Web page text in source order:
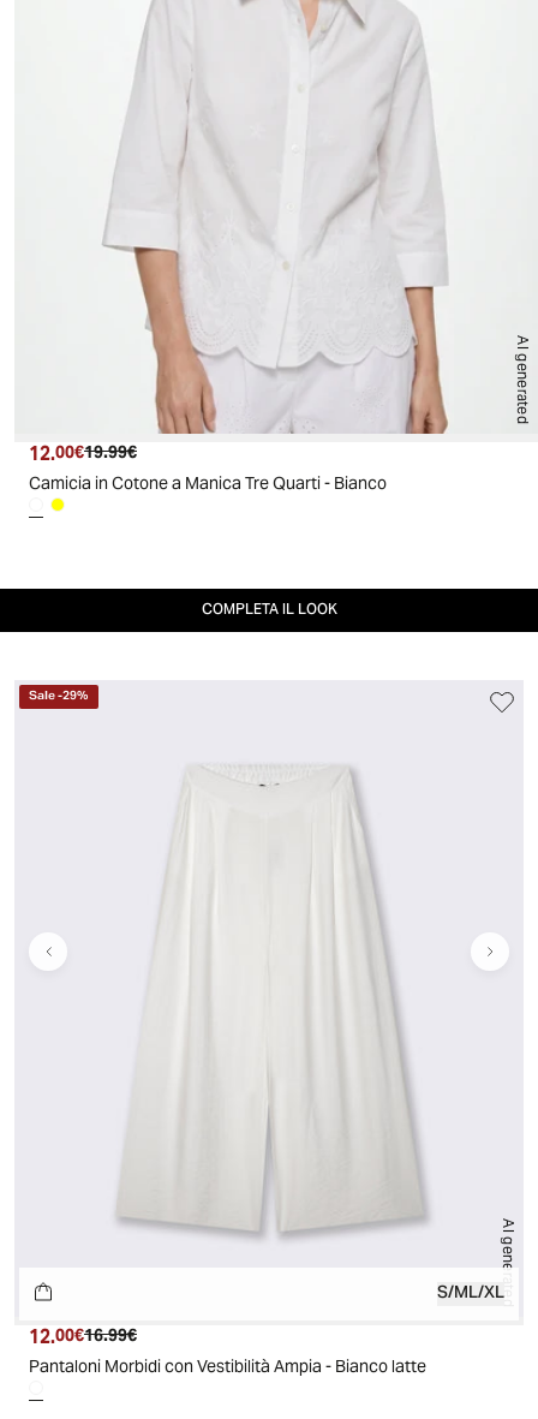
AI generated
Prezzo attuale
12.00€ Prezzo originale
19.99€
Camicia in Cotone a Manica Tre Quarti - Bianco
COMPLETA IL LOOK
AI generated
Sale-29%
S/ML/XL
Prezzo attuale
12.00€ Prezzo originale
16.99€
Pantaloni Morbidi con Vestibilità Ampia - Bianco latte